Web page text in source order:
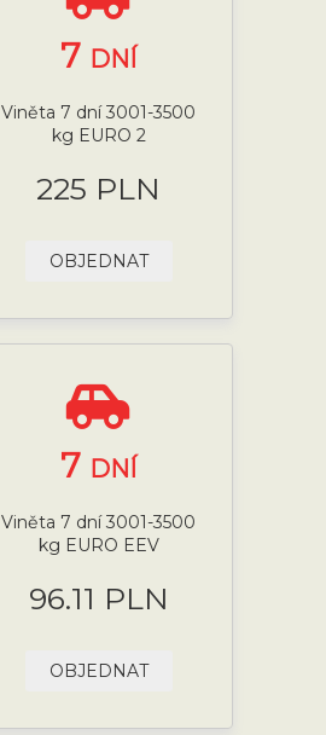
7 DNÍ
Viněta 7 dní 3001-3500
kg EURO 2
225 PLN
OBJEDNAT
7 DNÍ
Viněta 7 dní 3001-3500
kg EURO EEV
96.11 PLN
OBJEDNAT